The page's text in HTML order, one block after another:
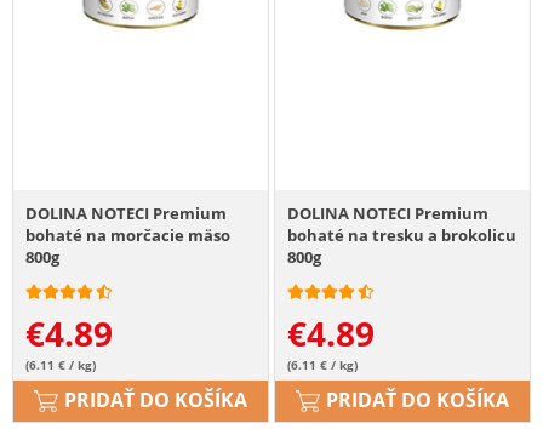
DOLINA NOTECI Premium
bohaté na morčacie mäso
800g
€4.89
(6.11 € / kg)
PRIDAŤ DO KOŠÍKA
DOLINA NOTECI Premium
bohaté na tresku a brokolicu
800g
€4.89
(6.11 € / kg)
PRIDAŤ DO KOŠÍKA